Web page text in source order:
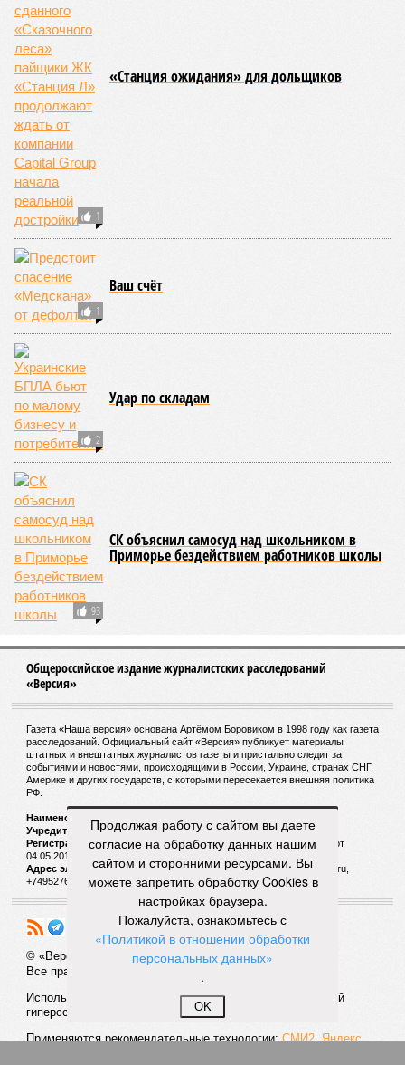
1
«Станция ожидания» для дольщиков
1
Ваш счёт
2
Удар по складам
93
СК объяснил самосуд над школьником в
Приморье бездействием работников школы
Общероссийское издание журналистских расследований
«Версия»
Газета «Наша версия» основана Артёмом Боровиком в 1998 году как газета
расследований. Официальный сайт «Версия» публикует материалы
штатных и внештатных журналистов газеты и пристально следит за
событиями и новостями, происходящими в России, Украине, странах СНГ,
Америке и других государств, с которыми пересекается внешняя политика
РФ.
Наименование:
Учредитель:
ООО «Версия»,Главный редактор:Горевой Р. Г.
Регистрационный номер Роскомнадзора:ЭЛ № ФС 77 - 72681 от
04.05.2018 г.
Адрес электронной почты и телефон редакции:versia@versia.ru,
+74952760348
© «Версия»
Все права защищены
Использование материалов «Версии» без индексируемой
гиперссылки запрещено
Применяются рекомендательные технологии:СМИ2, Яндекс,
Продолжая работу с сайтом вы даете
согласие на обработку данных нашим
сайтом и сторонними ресурсами. Вы
можете запретить обработку Cookies в
настройках браузера.
Пожалуйста, ознакомьтесь с
«Политикой в отношении обработки
персональных данных»
.
OK